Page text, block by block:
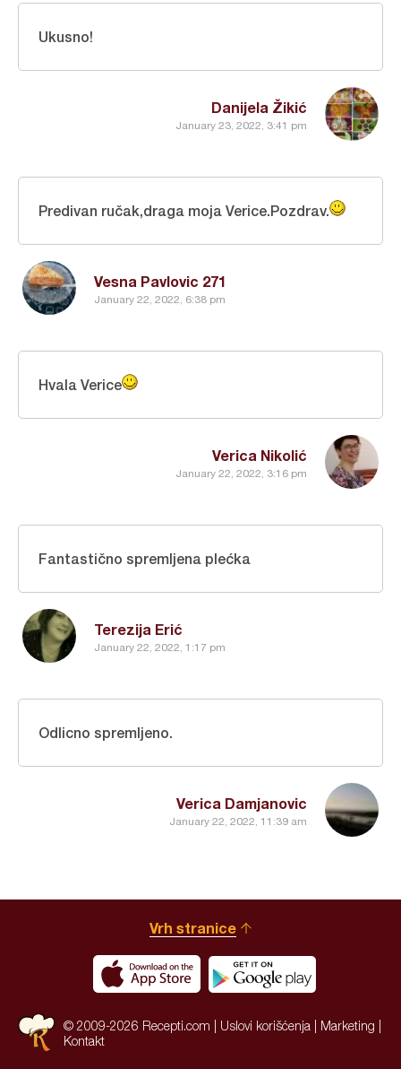
Danijela Žikić
January 23, 2022, 3:41 pm
Ukusno!
Vesna Pavlovic 271
January 22, 2022, 6:38 pm
Predivan ručak,draga moja Verice.Pozdrav.
Verica Nikolić
January 22, 2022, 3:16 pm
Hvala Verice
Terezija Erić
January 22, 2022, 1:17 pm
Fantastično spremljena plećka
Verica Damjanovic
January 22, 2022, 11:39 am
Odlicno spremljeno.
Vrh stranice
© 2009-2026 Recepti.com | Uslovi korišćenja Marketing
Kontakt